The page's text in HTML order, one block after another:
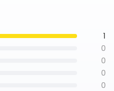
1
0
0
0
0